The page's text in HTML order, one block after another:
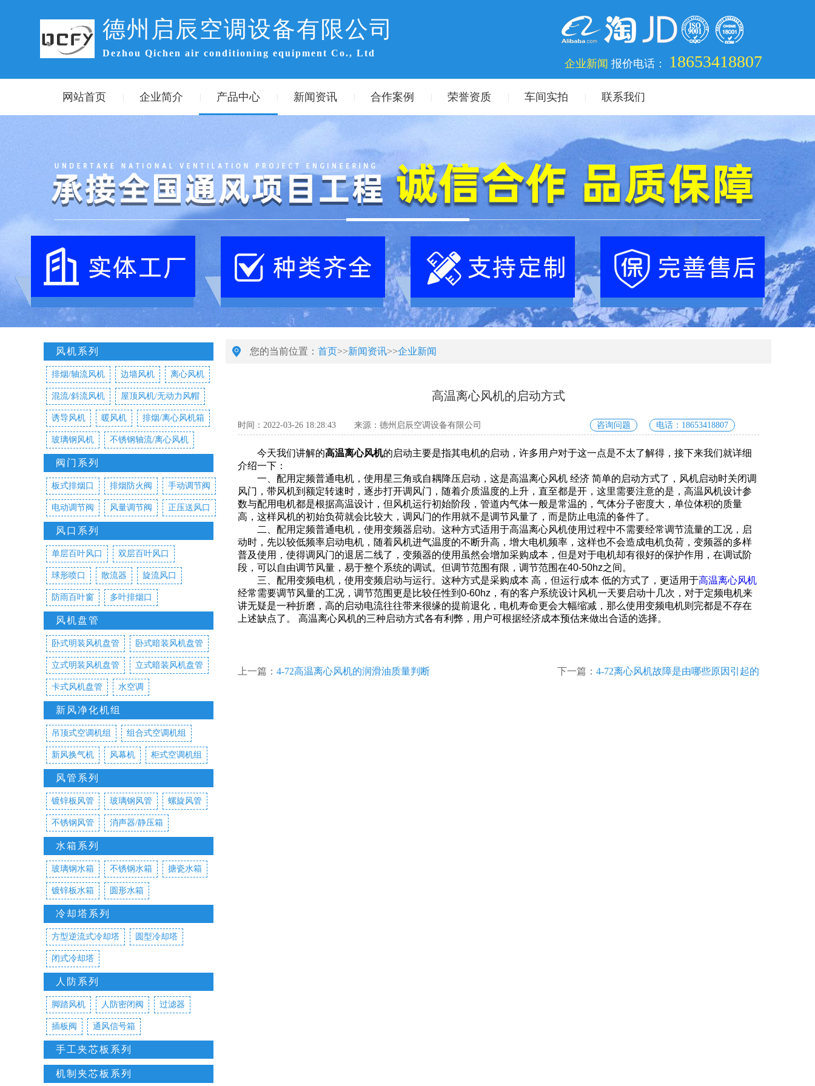
德州启辰空调设备有限公司
Dezhou Qichen air conditioning equipment Co., Ltd
企业新闻 报价电话： 18653418807
网站首页 企业简介 产品中心 新闻资讯 合作案例 荣誉资质 车间实拍 联系我们
风机系列
排烟/轴流风机 边墙风机 离心风机
混流/斜流风机 屋顶风机/无动力风帽
诱导风机 暖风机 排烟/离心风机箱
玻璃钢风机 不锈钢轴流/离心风机
阀门系列
板式排烟口 排烟防火阀 手动调节阀
电动调节阀 风量调节阀 正压送风口
风口系列
单层百叶风口 双层百叶风口
球形喷口 散流器 旋流风口
防雨百叶窗 多叶排烟口
风机盘管
卧式明装风机盘管 卧式暗装风机盘管
立式明装风机盘管 立式暗装风机盘管
卡式风机盘管 水空调
新风净化机组
吊顶式空调机组 组合式空调机组
新风换气机 风幕机 柜式空调机组
风管系列
镀锌板风管 玻璃钢风管 螺旋风管
不锈钢风管 消声器/静压箱
水箱系列
玻璃钢水箱 不锈钢水箱 搪瓷水箱
镀锌板水箱 圆形水箱
冷却塔系列
方型逆流式冷却塔 圆型冷却塔
闭式冷却塔
人防系列
脚踏风机 人防密闭阀 过滤器
插板阀 通风信号箱
手工夹芯板系列
机制夹芯板系列
您的当前位置： 首页>>新闻资讯>>企业新闻
高温离心风机的启动方式
时间：2022-03-26 18:28:43 来源：德州启辰空调设备有限公司 咨询问题 电话：18653418807
今天我们讲解的高温离心风机的启动主要是指其电机的启动，许多用户对于这一点是不太了解得，接下来我们就详细
介绍一下：
一、配用定频普通电机，使用星三角或自耦降压启动，这是高温离心风机 经济 简单的启动方式了，风机启动时关闭调
风门，带风机到额定转速时，逐步打开调风门，随着介质温度的上升，直至都是开，这里需要注意的是，高温风机设计参
数与配用电机都是根据高温设计，但风机运行初始阶段，管道内气体一般是常温的，气体分子密度大，单位体积的质量
高，这样风机的初始负荷就会比较大，调风门的作用就不是调节风量了，而是防止电流的备件了。
二、配用定频普通电机，使用变频器启动。这种方式适用于高温离心风机使用过程中不需要经常调节流量的工况，启
动时，先以较低频率启动电机，随着风机进气温度的不断升高，增大电机频率，这样也不会造成电机负荷，变频器的多样
普及使用，使得调风门的退居二线了，变频器的使用虽然会增加采购成本，但是对于电机却有很好的保护作用，在调试阶
段，可以自由调节风量，易于整个系统的调试。但调节范围有限，调节范围在40-50hz之间。
三、配用变频电机，使用变频启动与运行。这种方式是采购成本 高，但运行成本 低的方式了，更适用于高温离心风机
经常需要调节风量的工况，调节范围更是比较任性到0-60hz，有的客户系统设计风机一天要启动十几次，对于定频电机来
讲无疑是一种折磨，高的启动电流往往带来很缘的提前退化，电机寿命更会大幅缩减，那么使用变频电机则完都是不存在
上述缺点了。 高温离心风机的三种启动方式各有利弊，用户可根据经济成本预估来做出合适的选择。
上一篇： 4-72高温离心风机的润滑油质量判断 下一篇： 4-72离心风机故障是由哪些原因引起的